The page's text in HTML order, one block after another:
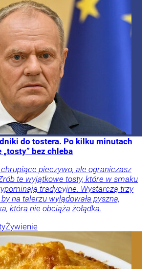
do tostera. Po kilku minutach
bez chleba
pieczywo, ale ograniczasz
te wyjątkowe tosty, które w smaku
tradycyjne. Wystarczą trzy
na talerzu wylądowała pyszna,
która nie obciąża żołądka.
Żywienie